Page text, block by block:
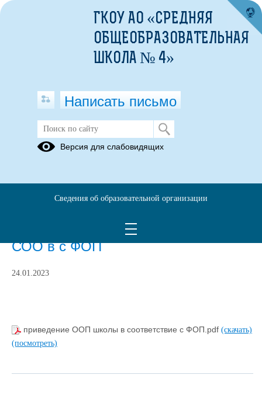
Федеральные образовательные
программы
(посмотреть)
по приведению ООП НОО, ООО и
СОО в с ФОП
24.01.2023
приведение ООП школы в соответствие с ФОП.pdf (скачать)
(посмотреть)
ГКОУ АО «СРЕДНЯЯ
ОБЩЕОБРАЗОВАТЕЛЬНАЯ
ШКОЛА № 4»
Написать письмо
Версия для слабовидящих
Сведения об образовательной организации